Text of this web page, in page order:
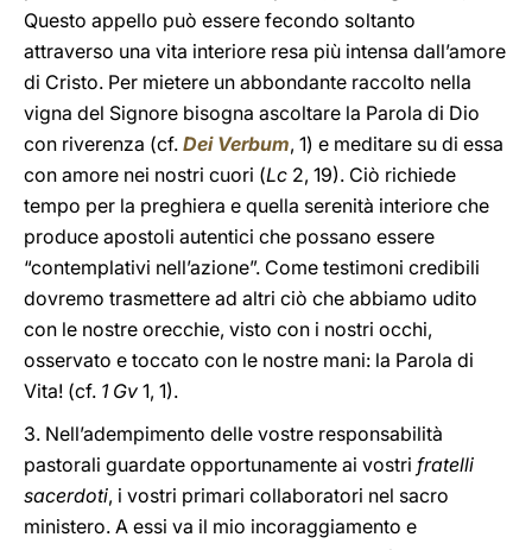
Questo appello può essere fecondo soltanto
attraverso una vita interiore resa più intensa dall’amore
di Cristo. Per mietere un abbondante raccolto nella
vigna del Signore bisogna ascoltare la Parola di Dio
con riverenza (cf. Dei Verbum, 1) e meditare su di essa
con amore nei nostri cuori (Lc 2, 19). Ciò richiede
tempo per la preghiera e quella serenità interiore che
produce apostoli autentici che possano essere
“contemplativi nell’azione”. Come testimoni credibili
dovremo trasmettere ad altri ciò che abbiamo udito
con le nostre orecchie, visto con i nostri occhi,
osservato e toccato con le nostre mani: la Parola di
Vita! (cf. 1 Gv 1, 1).
3. Nell’adempimento delle vostre responsabilità
pastorali guardate opportunamente ai vostri fratelli
sacerdoti, i vostri primari collaboratori nel sacro
ministero. A essi va il mio incoraggiamento e